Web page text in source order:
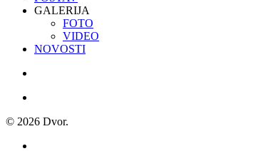
GALERIJA
FOTO
VIDEO
NOVOSTI
© 2026 Dvor.